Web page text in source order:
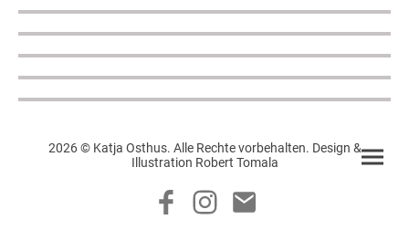
2026 © Katja Osthus. Alle Rechte vorbehalten. Design &
Illustration Robert Tomala